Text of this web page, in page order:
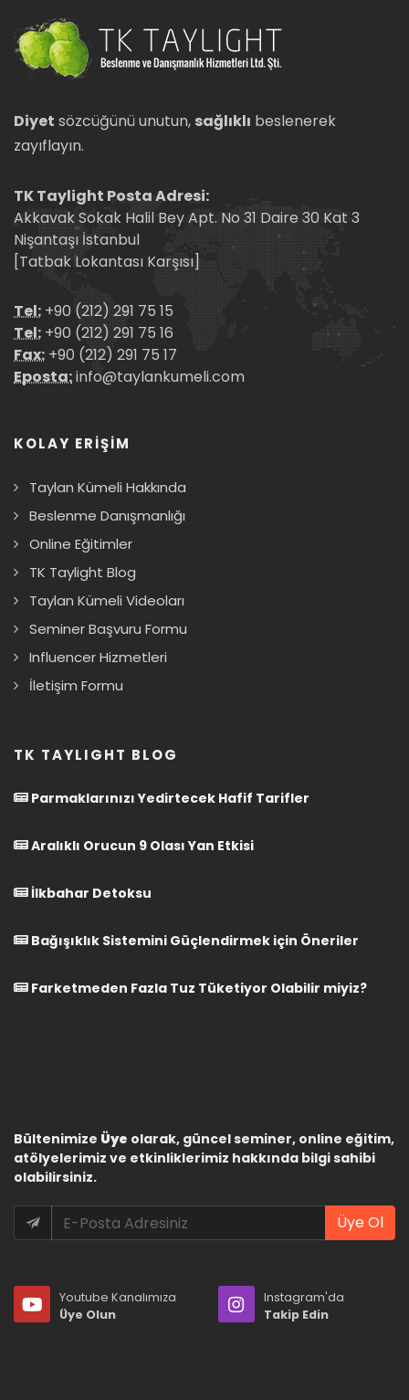
Diyet sözcüğünü unutun, sağlıklı beslenerek
zayıflayın.
TK Taylight Posta Adresi:
Akkavak Sokak Halil Bey Apt. No 31 Daire 30 Kat 3
Nişantaşı İstanbul
[Tatbak Lokantası Karşısı]
Tel: +90 (212) 291 75 15
Tel: +90 (212) 291 75 16
Fax: +90 (212) 291 75 17
Eposta:info@taylankumeli.com
KOLAY ERİŞİM
Taylan Kümeli Hakkında
Beslenme Danışmanlığı
Online Eğitimler
TK Taylight Blog
Taylan Kümeli Videoları
Seminer Başvuru Formu
Influencer Hizmetleri
İletişim Formu
TK TAYLIGHT BLOG
Parmaklarınızı Yedirtecek Hafif Tarifler
Aralıklı Orucun 9 Olası Yan Etkisi
İlkbahar Detoksu
Bağışıklık Sistemini Güçlendirmek için Öneriler
Farketmeden Fazla Tuz Tüketiyor Olabilir miyiz?
Bültenimize Üye olarak, güncel seminer, online eğitim,
atölyelerimiz ve etkinliklerimiz hakkında bilgi sahibi
olabilirsiniz.
Üye Ol
Youtube Kanalımıza
Üye Olun
Instagram'da
Takip Edin